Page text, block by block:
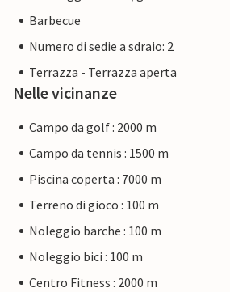
Barbecue
Numero di sedie a sdraio: 2
Terrazza - Terrazza aperta
Nelle vicinanze
Campo da golf : 2000 m
Campo da tennis : 1500 m
Piscina coperta : 7000 m
Terreno di gioco : 100 m
Noleggio barche : 100 m
Noleggio bici : 100 m
Centro Fitness : 2000 m